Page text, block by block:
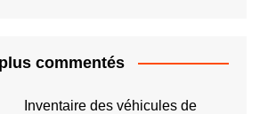
commentés
Inventaire des véhicules de